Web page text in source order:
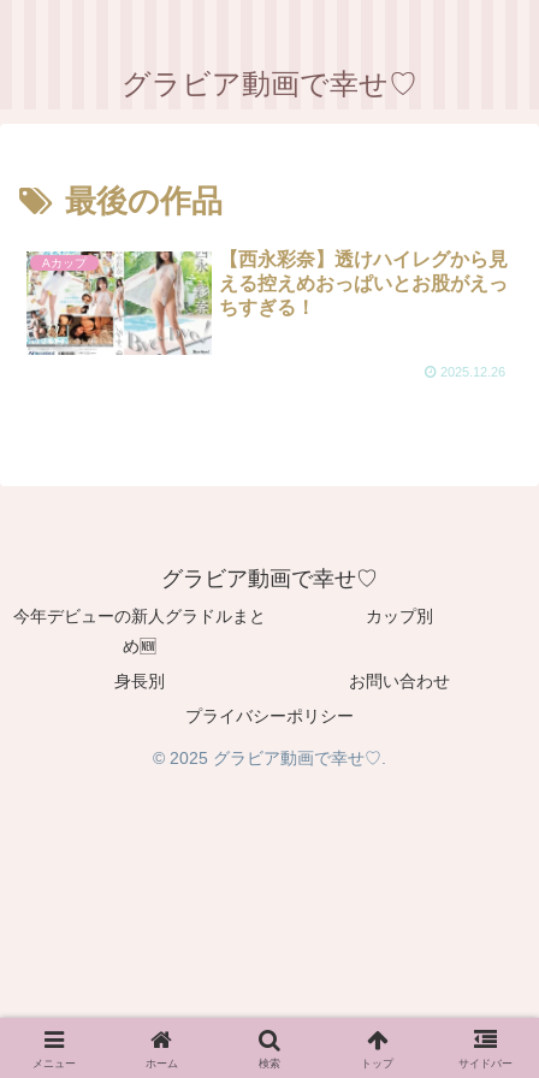
グラビア動画で幸せ♡
最後の作品
Aカップ
【西永彩奈】透けハイレグから見
える控えめおっぱいとお股がえっ
ちすぎる！
2025.12.26
グラビア動画で幸せ♡
今年デビューの新人グラドルまと
め🆕
カップ別
身長別
お問い合わせ
プライバシーポリシー
© 2025 グラビア動画で幸せ♡.
メニュー ホーム 検索 トップ サイドバー